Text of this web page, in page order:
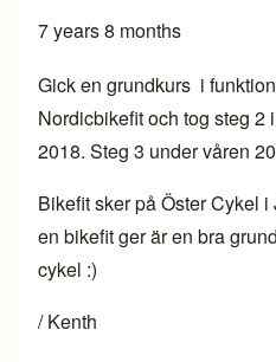
7 years 8 months
Gick en grundkurs i
Nordicbikefit och tog steg 2
2018. Steg 3 under våren
Bikefit sker på Öster Cykel
en bikefit ger är en bra
cykel :)
/ Kenth